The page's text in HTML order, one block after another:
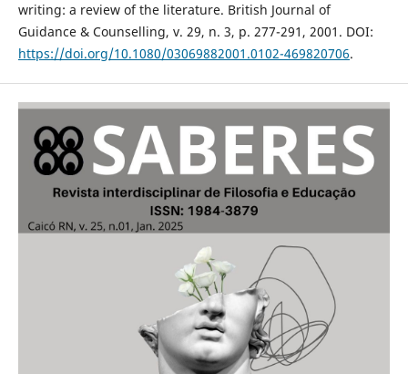
writing: a review of the literature. British Journal of
Guidance & Counselling, v. 29, n. 3, p. 277-291, 2001. DOI:
https://doi.org/10.1080/03069882001.0102-469820706.